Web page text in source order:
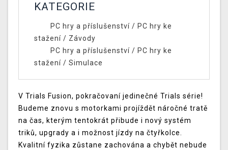
KATEGORIE
PC hry a příslušenství/ PC hry ke
stažení / Závody
PC hry a příslušenství/ PC hry ke
stažení / Simulace
V Trials Fusion, pokračovaní jedinečné Trials série!
Budeme znovu s motorkami projíždět náročné tratě
na čas, kterým tentokrát přibude i nový systém
triků, upgrady a i možnost jízdy na čtyřkolce.
Kvalitní fyzika zůstane zachována a chybět nebude